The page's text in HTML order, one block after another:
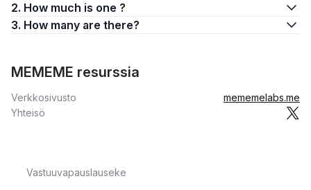
2. How much is one ?
3. How many are there?
MEMEME resurssia
Verkkosivusto
mememelabs.me
Yhteisö
Vastuuvapauslauseke